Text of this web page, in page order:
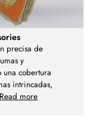
precisa de
y
una cobertura
intrincadas,
Read more